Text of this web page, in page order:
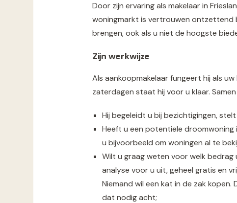
Door zijn ervaring als makelaar in
woningmarkt is vertrouwen ontzettend
brengen, ook als u niet de hoogste
Zijn werkwijze
Als aankoopmakelaar fungeert hij als
zaterdagen staat hij voor u klaar.
Hij begeleidt u bij bezichtigingen,
Heeft u een potentiële
u bijvoorbeeld om woningen al te
Wilt u graag weten voor welk bedrag
analyse voor u uit, geheel gratis en
Niemand wil een kat in de zak
dat nodig acht;